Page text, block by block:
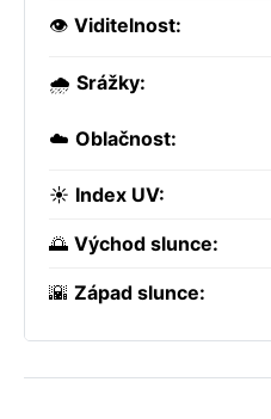
👁️ Viditelnost:
🌧️ Srážky:
☁️ Oblačnost:
☀️ Index UV:
🌅 Východ slunce:
🌇 Západ slunce: